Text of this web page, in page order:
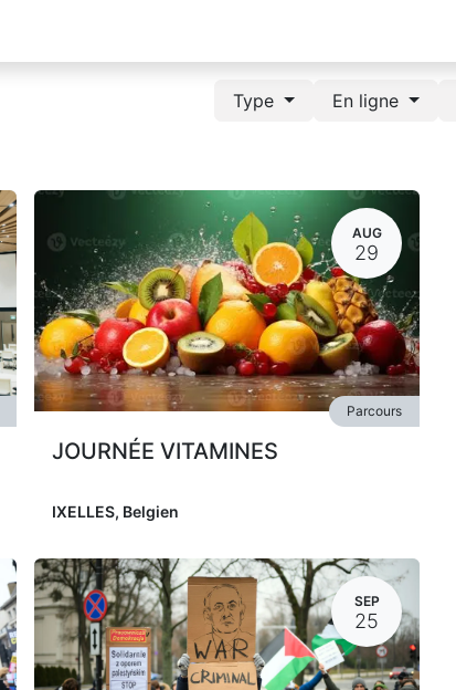
Type En ligne
AUG
29
JOURNÉE VITAMINES
Parcours
IXELLES, Belgien
SEP
25